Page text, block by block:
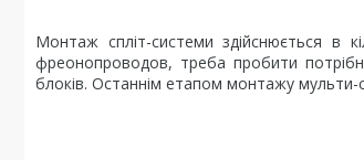
Монтаж спліт-системи здійснюється в
фреонопроводов, треба пробити
блоків. Останнім етапом монтажу мульти-